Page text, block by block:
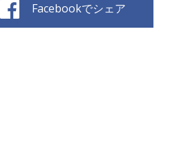
Facebookでシェア